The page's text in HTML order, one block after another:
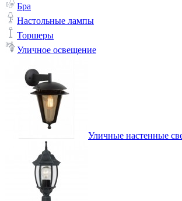
Бра
Настольные лампы
Торшеры
Уличное освещение
Уличные настенные